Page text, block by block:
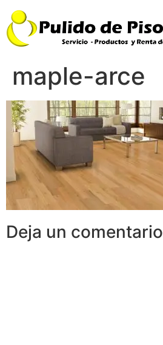
maple-arce
Deja un comentario